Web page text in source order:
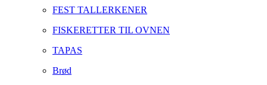
FEST TALLERKENER
FISKERETTER TIL OVNEN
TAPAS
Brød